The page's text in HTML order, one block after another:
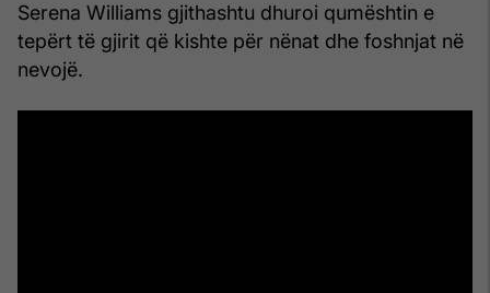
Serena Williams gjithashtu dhuroi qumështin e
tepërt të gjirit që kishte për nënat dhe foshnjat në
nevojë.